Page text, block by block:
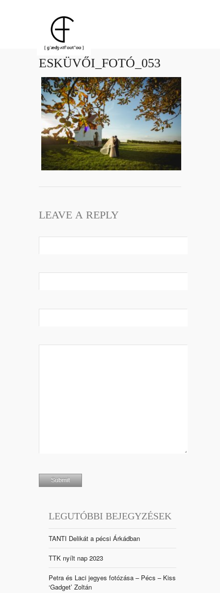
ESKÜVŐI_FOTÓ_053
LEAVE A REPLY
LEGUTÓBBI BEJEGYZÉSEK
TANTI Delikát a pécsi Árkádban
TTK nyílt nap 2023
Petra és Laci jegyes fotózása – Pécs – Kiss
‘Gadget’ Zoltán